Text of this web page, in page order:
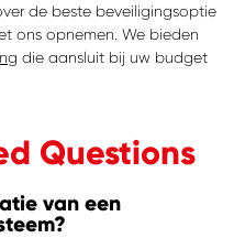
de beste beveiligingsoptie
ons opnemen. We bieden
die aansluit bij uw budget
Questions
van een